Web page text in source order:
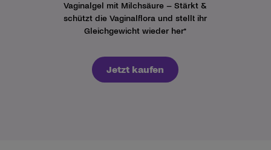
Vaginalgel mit Milchsäure – Stärkt &
schützt die Vaginalflora und stellt ihr
Gleichgewicht wieder her*
Jetzt kaufen